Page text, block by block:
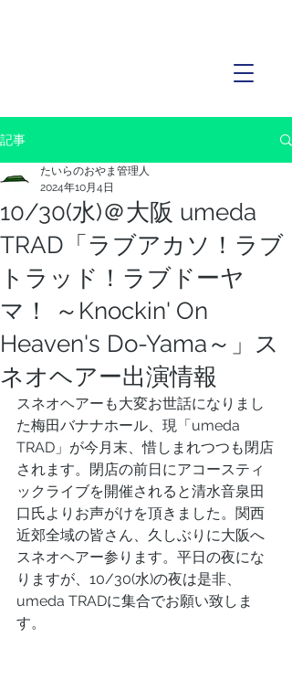
記事
10/30(水)＠大阪 umeda
TRAD「ラブアカソ！ラブ
トラッド！ラブドーヤ
マ！ ～Knockin' On
Heaven's Do-Yama～」ス
ネオヘアー出演情報
たいらのおやま管理人
2024年10月4日
スネオヘアーも大変お世話になりまし
た梅田バナナホール、現「umeda
TRAD」が今月末、惜しまれつつも閉店
されます。閉店の前日にアコースティ
ックライブを開催されると清水音泉田
口氏よりお声がけを頂きました。関西
近郊全域の皆さん、久しぶりに大阪へ
スネオヘアー参ります。平日の夜にな
りますが、10/30(水)の夜は是非、
umeda TRADに集合でお願い致しま
す。